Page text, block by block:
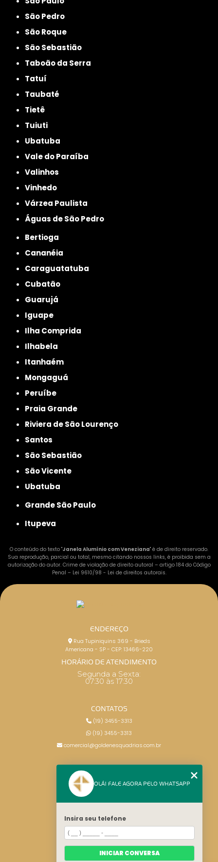
São Pedro
São Roque
São Sebastião
Taboão da Serra
Tatuí
Taubaté
Tietê
Tuiuti
Ubatuba
Vale do Paraíba
Valinhos
Vinhedo
Várzea Paulista
Águas de São Pedro
Bertioga
Cananéia
Caraguatatuba
Cubatão
Guarujá
Iguape
Ilha Comprida
Ilhabela
Itanhaém
Mongaguá
Peruíbe
Praia Grande
Riviera de São Lourenço
Santos
São Sebastião
São Vicente
Ubatuba
Grande São Paulo
Itupeva
O conteúdo do texto "Janela Alumínio com Veneziana" é de direito reservado.
Sua reprodução, parcial ou total, mesmo citando nossos links, é proibida sem a
autorização do autor. Crime de violação de direito autoral – artigo 184 do Código
Penal – Lei 9610/98 - Lei de direitos autorais.
ENDEREÇO
Rua Tupiniquins 369 - Brieds
Americana - SP - CEP: 13466-220
HORÁRIO DE ATENDIMENTO
Segunda a Sexta:
07:30 às 17:30
CONTATOS
(19) 3455-3313
(19) 3455-3313
comercial@goldenesquadrias.com.br
HOME
CATEGORIAS
MAPA DO SITE
OLÁ! FALE AGORA PELO WHATSAPP
Insira seu telefone
INICIAR CONVERSA